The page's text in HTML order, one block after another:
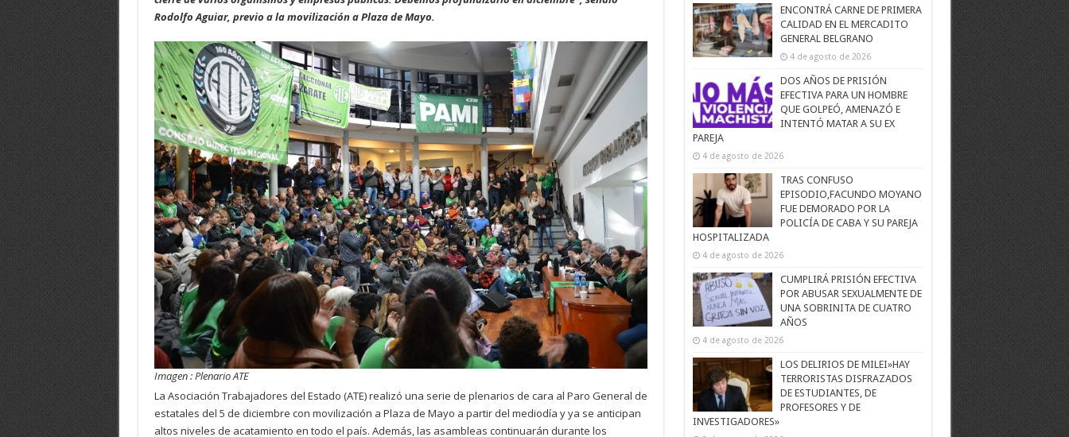
Rodolfo Aguiar, previo a la movilización a Plaza de Mayo.
Imagen : Plenario ATE
La Asociación Trabajadores del Estado (ATE) realizó una serie de plenarios de cara al Paro General de
estatales del 5 de diciembre con movilización a Plaza de Mayo a partir del mediodía y ya se anticipan
altos niveles de acatamiento en todo el país. Además, las asambleas continuarán durante los
ENCONTRÁ CARNE DE PRIMERA
CALIDAD EN EL MERCADITO
GENERAL BELGRANO
4 de agosto de 2026
DOS AÑOS DE PRISIÓN
EFECTIVA PARA UN HOMBRE
QUE GOLPEÓ, AMENAZÓ E
INTENTÓ MATAR A SU EX
PAREJA
4 de agosto de 2026
TRAS CONFUSO
EPISODIO,FACUNDO MOYANO
FUE DEMORADO POR LA
POLICÍA DE CABA Y SU PAREJA
HOSPITALIZADA
4 de agosto de 2026
CUMPLIRÁ PRISIÓN EFECTIVA
POR ABUSAR SEXUALMENTE DE
UNA SOBRINITA DE CUATRO
AÑOS
4 de agosto de 2026
LOS DELIRIOS DE MILEI»HAY
TERRORISTAS DISFRAZADOS
DE ESTUDIANTES, DE
PROFESORES Y DE
INVESTIGADORES»